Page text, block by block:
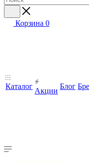
Корзина 0
Каталог
Акции
Блог